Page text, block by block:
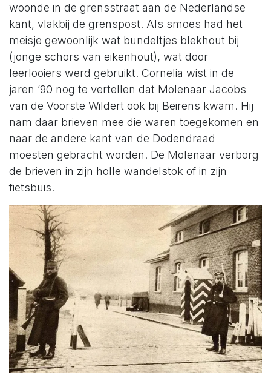
woonde in de grensstraat aan de Nederlandse
kant, vlakbij de grenspost. Als smoes had het
meisje gewoonlijk wat bundeltjes blekhout bij
(jonge schors van eikenhout), wat door
leerlooiers werd gebruikt. Cornelia wist in de
jaren ’90 nog te vertellen dat Molenaar Jacobs
van de Voorste Wildert ook bij Beirens kwam. Hij
nam daar brieven mee die waren toegekomen en
naar de andere kant van de Dodendraad
moesten gebracht worden. De Molenaar verborg
de brieven in zijn holle wandelstok of in zijn
fietsbuis.